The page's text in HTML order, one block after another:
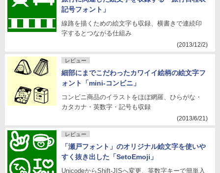
記号フォント」
線路を描くための絵文字も収録、横書きで連続印
字するとつながる仕組み
(2013/12/2)
レビュー
細部にまでこだわったカワイイ絵柄の絵文字フ
ォント「mini-コンビニ」
コンビニ商品のイラストをほぼ網羅、ひらがな・
カタカナ・英数字・記号も収録
(2013/6/21)
レビュー
「瀬戸フォント」のオリジナル絵文字を使いや
すく抜き出した「SetoEmoji」
UnicodeからShift-JISへ変更、英数字キーで簡単入